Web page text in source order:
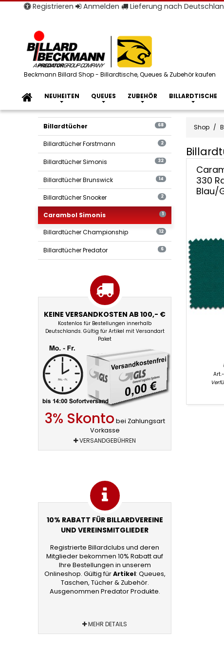
Registrieren Anmelden Lieferung nach
Beckmann Billard Shop - Billardtische, Queues & Zubehör kaufen
NEUHEITEN QUEUES ZUBEHÖR BILLARDTISCHE
Shop
Simonis
330
Blau/
Billardtücher 68
Billardtücher Forstmann 2
Billardtücher Simonis 32
Billardtücher Brunswick 14
Billardtücher Snooker 2
Carambol Simonis 1
Billardtücher Championship 12
Billardtücher Predator 6
KEINE VERSANDKOSTEN AB 100,- €
Kostenlos für Bestellungen innerhalb
Deutschlands. Gültig für Artikel mit Versandart
Paket
3% Skonto bei Zahlungsart
Vorkasse
VERSANDGEBÜHREN
10% RABATT FÜR BILLARDVEREINE
UND VEREINSMITGLIEDER
Registrierte Billardclubs und deren
Mitglieder bekommen 10% Rabatt auf
Ihre Bestellungen in unserem
Onlineshop. Gültig fürArtikel: Queues,
Taschen, Tücher & Zubehör.
Ausgenommen Predator Produkte.
MEHR DETAILS